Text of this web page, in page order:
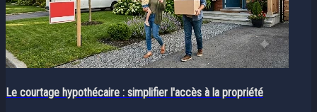
Le courtage hypothécaire : simplifier l'accès à la propriété